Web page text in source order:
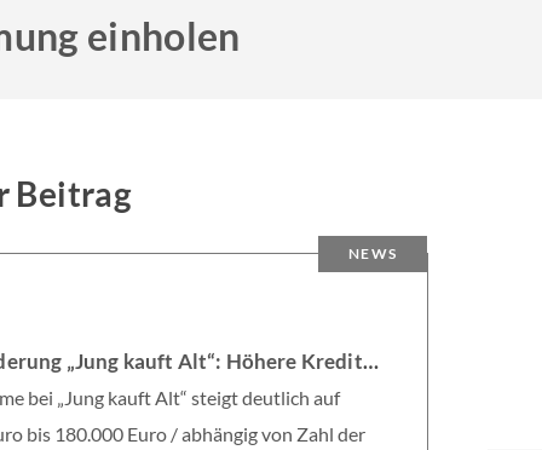
einholen
Beitrag
NEWS
KfW-Förderung „Jung kauft Alt“: Höhere Kredite ab August 2026
bei „Jung kauft Alt“ steigt deutlich auf
bis 180.000 Euro / abhängig von Zahl der